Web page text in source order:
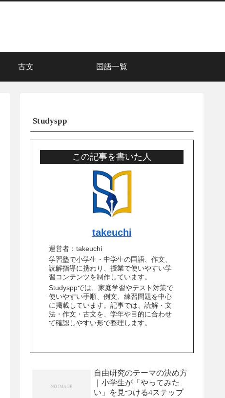
古文 国語一覧
Studyspp
この記事を書いた人
takeuchi
運営者：takeuchi
学習塾で小学生・中学生の国語、作文、
読解指導に携わり、授業で使いやすい学
習コンテンツを制作しています。
Studysppでは、家庭学習やテスト対策で
使いやすい手順、例文、練習問題を中心
に掲載しています。記事では、読解・文
法・作文・古文を、学年や目的に合わせ
て確認しやすい形で整理します。
自由研究のテーマの決め方
｜小学生が「やってみた
い」を見つける4ステップ